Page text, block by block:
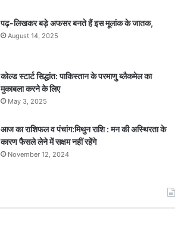
पढ़-लिखकर बड़े अफसर बनते हैं इस मूलांक के जातक,
August 14, 2025
कोल्ड स्टार्ट सिद्धांत: पाकिस्तान के परमाणु ब्लैकमेल का
मुकाबला करने के लिए
May 3, 2025
आज का राशिफल व पंचांग:मिथुन राशि : मन की अस्थिरता के
कारण फैसले लेने में सक्षम नहीं रहेंगे
November 12, 2024